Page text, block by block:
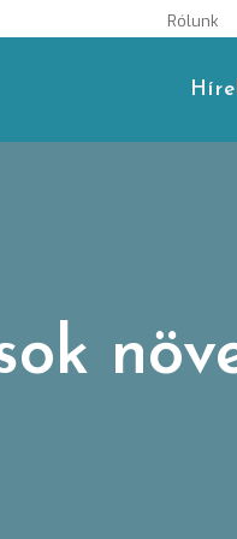
Rólunk